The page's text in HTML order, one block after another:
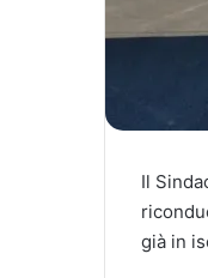
Il
già in